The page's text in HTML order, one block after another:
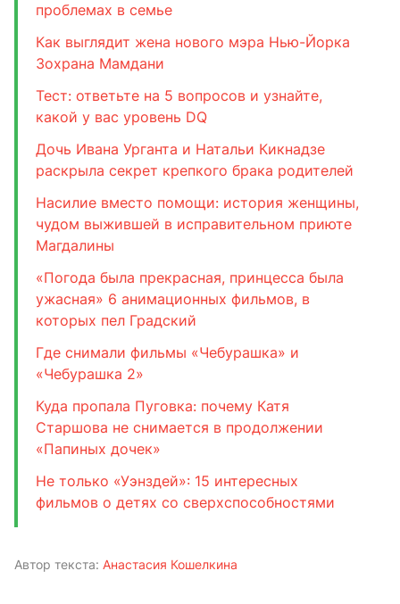
проблемах в семье
Как выглядит жена нового мэра Нью-Йорка
Зохрана Мамдани
Тест: ответьте на 5 вопросов и узнайте,
какой у вас уровень DQ
Дочь Ивана Урганта и Натальи Кикнадзе
раскрыла секрет крепкого брака родителей
Насилие вместо помощи: история женщины,
чудом выжившей в исправительном приюте
Магдалины
«Погода была прекрасная, принцесса была
ужасная» 6 анимационных фильмов, в
которых пел Градский
Где снимали фильмы «Чебурашка» и
«Чебурашка 2»
Куда пропала Пуговка: почему Катя
Старшова не снимается в продолжении
«Папиных дочек»
Не только «Уэнздей»: 15 интересных
фильмов о детях со сверхспособностями
Автор текста: Анастасия Кошелкина